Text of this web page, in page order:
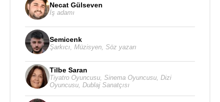
Necat Gülseven
İş adamı
Semicenk
Şarkıcı Müzisyen Söz yazarı
Tilbe Saran
Tiyatro Oyuncusu, Sinema Oyuncusu, Dizi
Oyuncusu, Dublaj Sanatçısı